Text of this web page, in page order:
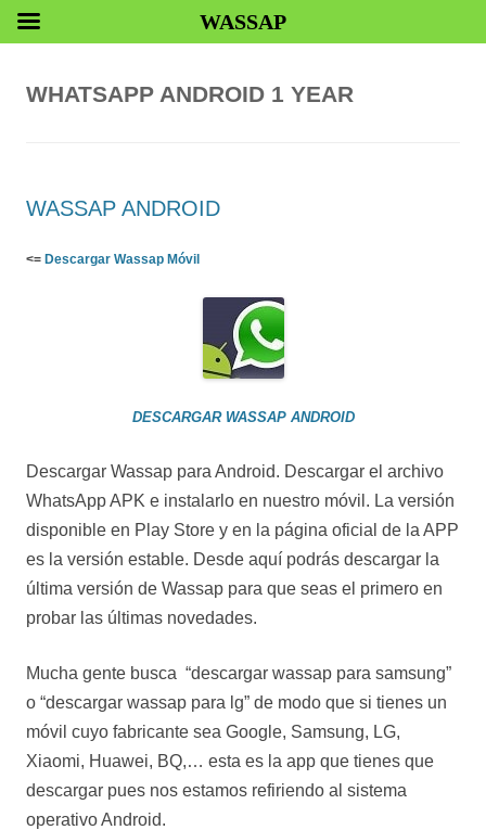
WHATSAPP ANDROID 1 YEAR
WASSAP ANDROID
<= Descargar Wassap Móvil
DESCARGAR WASSAP ANDROID
Descargar Wassap para Android. Descargar el archivo
WhatsApp APK e instalarlo en nuestro móvil. La versión
disponible en Play Store y en la página oficial de la APP
es la versión estable. Desde aquí podrás descargar la
última versión de Wassap para que seas el primero en
probar las últimas novedades.
Mucha gente busca “descargar wassap para samsung”
o “descargar wassap para lg” de modo que si tienes un
móvil cuyo fabricante sea Google, Samsung, LG,
Xiaomi, Huawei, BQ,… esta es la app que tienes que
descargar pues nos estamos refiriendo al sistema
operativo Android.
WASSAP